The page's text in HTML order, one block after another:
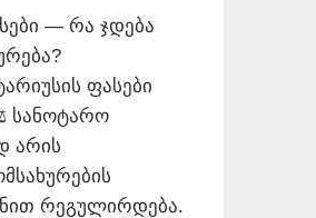
— რა ჯდება
ფასები
სანოტარო
არის
რეგულირდება.